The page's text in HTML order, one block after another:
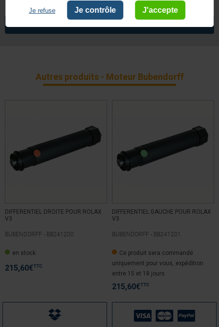
Garantie
Autres produits - Moteur Bubendorff
DIFFERENTIEL DROITE POUR ROLAX
V3
BUBENDORFF - BB241200
en stock
215,60€TTC
DIFFERENTIEL GAUCHE POUR ROLAX
V3
BUBENDORFF - BB241201
Ce produit sera commandé
uniquement pour vous, expédition
entre 15 et 18 jours
215,60€TTC
Je refuse Je contrôle J'accepte